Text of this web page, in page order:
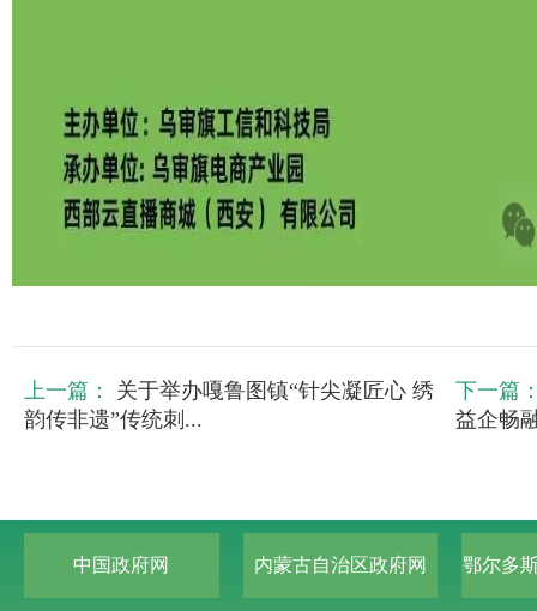
上一篇：
关于举办嘎鲁图镇“针尖凝匠心 绣
韵传非遗”传统刺...
下一篇
益企畅
中国政府网 内蒙古自治区政府网 鄂尔多